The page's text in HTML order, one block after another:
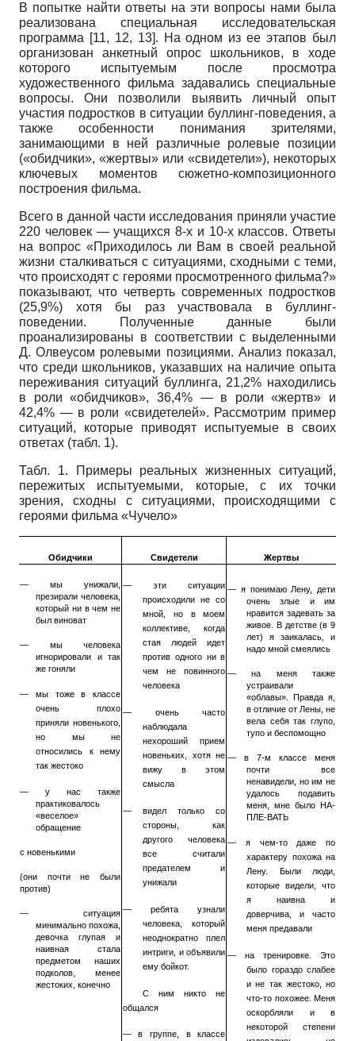
В попытке найти ответы на эти вопросы нами была
реализована специальная исследовательская
программа [11, 12, 13]. На одном из ее этапов был
организован анкетный опрос школьников, в ходе
которого испытуемым после просмотра
художественного фильма задавались специальные
вопросы. Они позволили выявить личный опыт
участия подростков в ситуации буллинг-поведения, а
также особенности понимания зрителями,
занимающими в ней различные ролевые позиции
(«обидчики», «жертвы» или «свидетели»), некоторых
ключевых моментов сюжетно-композиционного
построения фильма.
Всего в данной части исследования приняли участие
220 человек — учащихся 8-х и 10-х классов. Ответы
на вопрос «Приходилось ли Вам в своей реальной
жизни сталкиваться с ситуациями, сходными с теми,
что происходят с героями просмотренного фильма?»
показывают, что четверть современных подростков
(25,9%) хотя бы раз участвовала в буллинг-
поведении. Полученные данные были
проанализированы в соответствии с выделенными
Д. Олвеусом ролевыми позициями. Анализ показал,
что среди школьников, указавших на наличие опыта
переживания ситуаций буллинга, 21,2% находились
в роли «обидчиков», 36,4% — в роли «жертв» и
42,4% — в роли «свидетелей». Рассмотрим пример
ситуаций, которые приводят испытуемые в своих
ответах (табл. 1).
Табл. 1. Примеры реальных жизненных ситуаций,
пережитых испытуемыми, которые, с их точки
зрения, сходны с ситуациями, происходящими с
героями фильма «Чучело»
Обидчики Свидетели Жертвы
— мы унижали,
презирали человека,
который ни в чем не
был виноват
— мы человека
игнорировали и так
же гоняли
— мы тоже в классе
очень плохо
приняли новенького,
но мы не
относились к нему
так жестоко
— у нас также
практиковалось
«веселое»
обращение
с новенькими
(они почти не были
против)
— ситуация
минимально похожа,
девочка глупая и
наивная стала
предметом наших
подколов, менее
жестоких, конечно
— эти ситуации
происходили не со
мной, но в моем
коллективе, когда
стая людей идет
против одного ни в
чем не повинного
человека
— очень часто
наблюдала
нехороший прием
новеньких, хотя не
вижу в этом
смысла
— видел только со
стороны, как
другого человека
все считали
предателем и
унижали
— ребята узнали
человека, который
неоднократно плел
интриги, и объявили
ему бойкот.
С ним никто не
общался
— в группе, в классе
— я понимаю Лену, дети
очень злые и им
нравится задевать за
живое. В детстве (в 9
лет) я заикалась, и
надо мной смеялись
— на меня также
устраивали
«облавы». Правда я,
в отличие от Лены, не
вела себя так глупо,
тупо и беспомощно
— в 7-м классе меня
почти все
ненавидели, но им не
удалось подавить
меня, мне было НА-
ПЛЕ-ВАТЬ
— я чем-то даже по
характеру похожа на
Лену. Были люди,
которые видели, что
я наивна и
доверчива, и часто
меня предавали
— на тренировке. Это
было гораздо слабее
и не так жестоко, но
что-то похожее. Меня
оскорбляли и в
некоторой степени